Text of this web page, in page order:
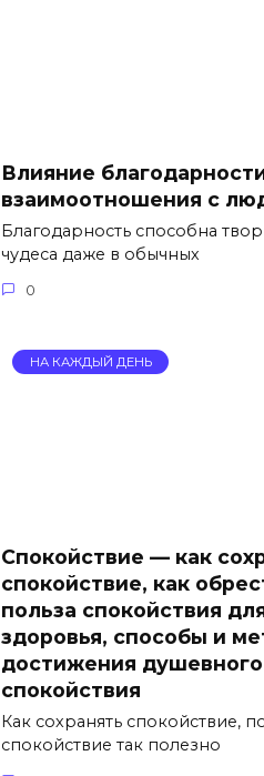
Влияние
взаимоотношения с
Благодарность способна
чудеса даже в обычных
0
НА КАЖДЫЙ ДЕНЬ
Спокойствие — как
спокойствие, как
польза спокойствия
здоровья, способы и
достижения душевного
спокойствия
Как сохранять спокойствие,
спокойствие так полезно